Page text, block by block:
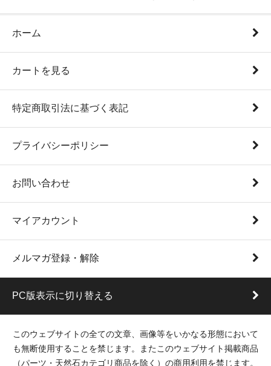
ホーム
カートを見る
特定商取引法に基づく表記
プライバシーポリシー
お問い合わせ
マイアカウント
メルマガ登録・解除
PC版表示に切り替える
このウェブサイトの全ての文章、画像等をいかなる形態において
も無断使用することを禁じます。またこのウェブサイト掲載商品
（パーツ・天然石カテゴリ商品を除く）の商用利用を禁じます。